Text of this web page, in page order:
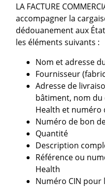
LA FACTURE
accompagner la
dédouanement aux
les éléments suivants :
Nom et adresse
Fournisseur
Adresse de
bâtiment, nom du
Health et numéro
Numéro de bon
Quantité
Description
Référence ou
Health
Numéro CIN